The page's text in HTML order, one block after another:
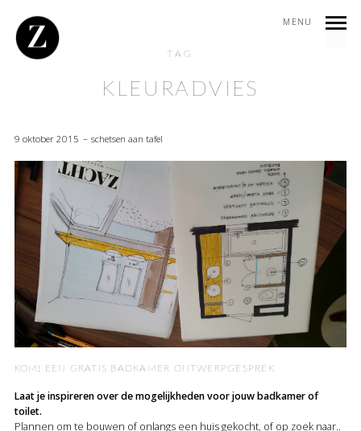
MENU
TAG
KLEURADVIES
9 oktober 2015 schetsen aan tafel
KOM! EEN GRATIS BADKAMER ONTWERPGESPREK
Laat je inspireren over de mogelijkheden voor jouw badkamer of
toilet.
Plannen om te bouwen of onlangs een huis gekocht, of op zoek naar..